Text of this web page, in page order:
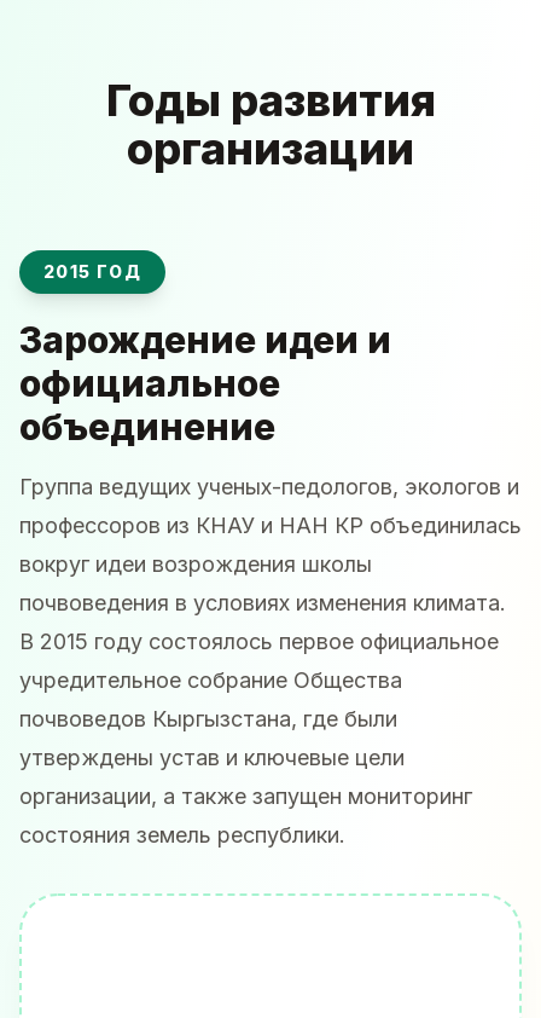
Годы развития
организации
2015 ГОД
Зарождение идеи и
официальное
объединение
Группа ведущих ученых-педологов, экологов и
профессоров из КНАУ и НАН КР объединилась
вокруг идеи возрождения школы
почвоведения в условиях изменения климата.
В 2015 году состоялось первое официальное
учредительное собрание Общества
почвоведов Кыргызстана, где были
утверждены устав и ключевые цели
организации, а также запущен мониторинг
состояния земель республики.